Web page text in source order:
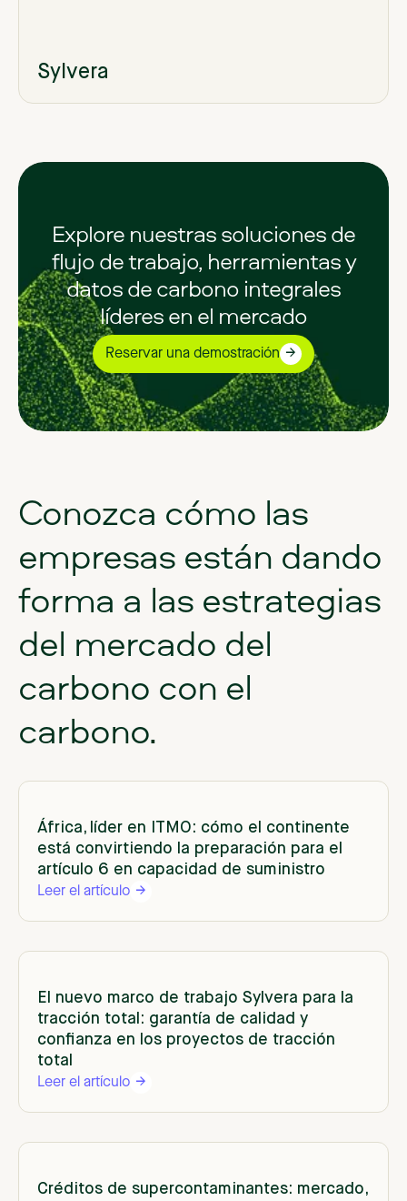
Sylvera
Explore nuestras soluciones de
flujo de trabajo, herramientas y
datos de carbono integrales
líderes en el mercado
Reservar una demostración
Conozca cómo las
empresas están dando
forma a las estrategias
del mercado del
carbono con el
carbono.
África, líder en ITMO: cómo el continente
está convirtiendo la preparación para el
artículo 6 en capacidad de suministro
Leer el artículo
El nuevo marco de trabajo Sylvera para la
tracción total: garantía de calidad y
confianza en los proyectos de tracción
total
Leer el artículo
Créditos de supercontaminantes: mercado,